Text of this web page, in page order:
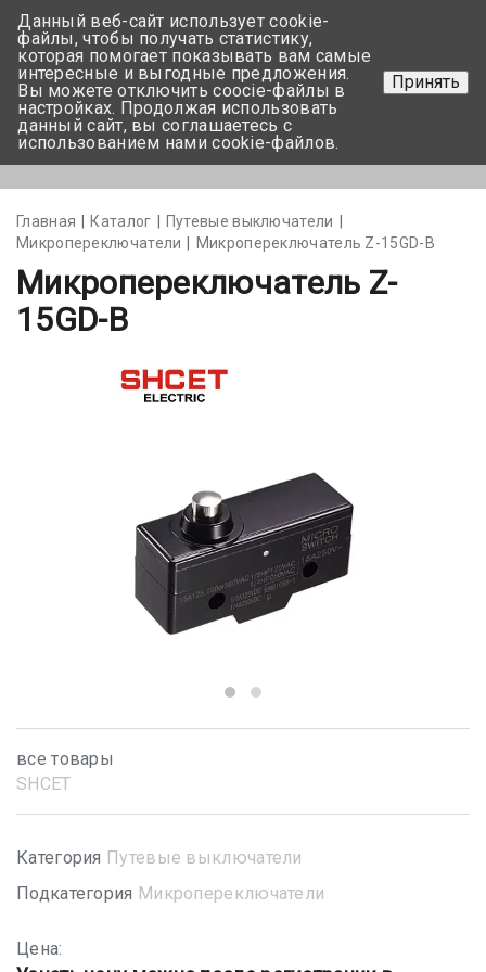
+375 17-350-99-56
+375 44-752-82-08
Задать вопрос
Главная Каталог
Путевые выключатели
Микропереключатели
Микропереключатель Z-15GD-B
Микропереключатель Z-
15GD-B
все товары
SHСET
Категория Путевые выключатели
Подкатегория Микропереключатели
Цена:
Данный веб-сайт использует cookie-
файлы, чтобы получать статистику,
которая помогает показывать вам самые
интересные и выгодные предложения.
Вы можете отключить coocie-файлы в
настройках. Продолжая использовать
данный сайт, вы соглашаетесь с
использованием нами cookie-файлов.
Принять